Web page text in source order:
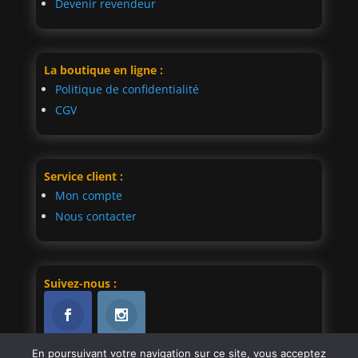
Devenir revendeur
La boutique en ligne :
Politique de confidentialité
CGV
Service client :
Mon compte
Nous contacter
Suivez-nous :
En poursuivant votre navigation sur ce site, vous acceptez